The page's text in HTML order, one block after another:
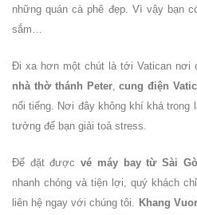
những quán cà phê đẹp. Vì vậy bạn
sắm…
Đi xa hơn một chút là tới Vatican nơi
nhà thờ thánh Peter,cung điện
nổi tiếng. Nơi đây không khí khá trong
tưởng để bạn giải toả stress.
Để đặt đượcvé máy bay từ Sài
nhanh chóng và tiện lợi, quý khách
liên hệ ngay với chúng tôi. Khang